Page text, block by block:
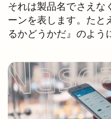
それは製品名でさえな
ーンを表します。たと
るかどうかだ』のよう